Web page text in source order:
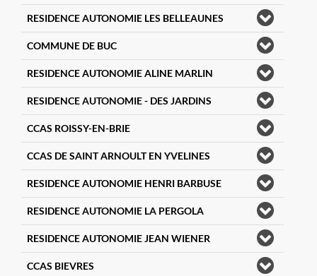
RESIDENCE AUTONOMIE LES BELLEAUNES
COMMUNE DE BUC
RESIDENCE AUTONOMIE ALINE MARLIN
RESIDENCE AUTONOMIE - DES JARDINS
CCAS ROISSY-EN-BRIE
CCAS DE SAINT ARNOULT EN YVELINES
RESIDENCE AUTONOMIE HENRI BARBUSE
RESIDENCE AUTONOMIE LA PERGOLA
RESIDENCE AUTONOMIE JEAN WIENER
CCAS BIEVRES